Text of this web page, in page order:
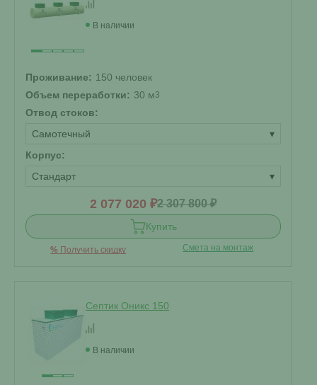
В наличии
Проживание: 150 человек
Объем переработки: 30 м3
Отвод стоков:
Самотечный
▾
Корпус:
Стандарт
▾
2 077 020 ₽2 307 800 ₽
Купить
% Получить скидку Смета на монтаж
Септик Оникс 150
В наличии